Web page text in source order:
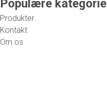
Populære
Produkter
Kontakt
Om os